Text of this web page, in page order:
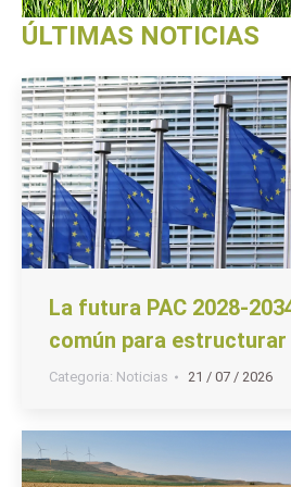
ÚLTIMAS NOTICIAS
La futura PAC 2028-
común para
Categoria: Noticias 21 / 07 / 2026